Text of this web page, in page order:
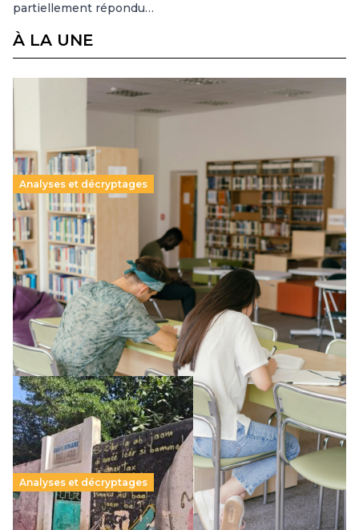
partiellement répondu…
À LA UNE
Analyses et décryptages
Supérieur privé : une dérive qui met à mal la
promesse républicaine
11 juillet 2026-
Le projet de loi sur la régulation de l’enseignement
supérieur privé met en lumière l’amplification d’un système
qui relègue l’acte pédagogique au superfétatoire, voire à…
Lire la suite →
Analyses et décryptages
258 millions d’enfants victimes de la guerre, des